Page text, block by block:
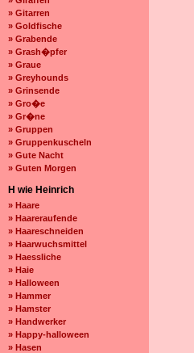
» Gitarren
» Goldfische
» Grabende
» Grash�pfer
» Graue
» Greyhounds
» Grinsende
» Gro�e
» Gr�ne
» Gruppen
» Gruppenkuscheln
» Gute Nacht
» Guten Morgen
H wie Heinrich
» Haare
» Haareraufende
» Haareschneiden
» Haarwuchsmittel
» Haessliche
» Haie
» Halloween
» Hammer
» Hamster
» Handwerker
» Happy-halloween
» Hasen